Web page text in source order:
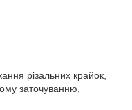
різальних крайок,
заточуванню,